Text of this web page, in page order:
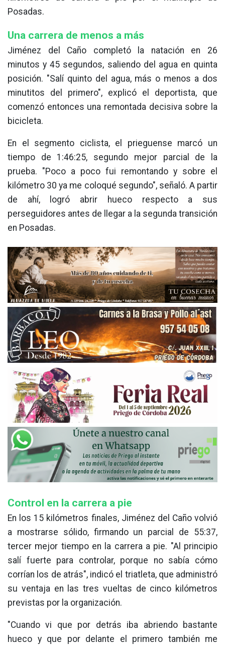
Posadas.
Una carrera de menos a más
Jiménez del Caño completó la natación en 26
minutos y 45 segundos, saliendo del agua en quinta
posición. "Salí quinto del agua, más o menos a dos
minutitos del primero", explicó el deportista, que
comenzó entonces una remontada decisiva sobre la
bicicleta.
En el segmento ciclista, el prieguense marcó un
tiempo de 1:46:25, segundo mejor parcial de la
prueba. "Poco a poco fui remontando y sobre el
kilómetro 30 ya me coloqué segundo", señaló. A partir
de ahí, logró abrir hueco respecto a sus
perseguidores antes de llegar a la segunda transición
en Posadas.
Control en la carrera a pie
En los 15 kilómetros finales, Jiménez del Caño volvió
a mostrarse sólido, firmando un parcial de 55:37,
tercer mejor tiempo en la carrera a pie. "Al principio
salí fuerte para controlar, porque no sabía cómo
corrían los de atrás", indicó el triatleta, que administró
su ventaja en las tres vueltas de cinco kilómetros
previstas por la organización.
"Cuando vi que por detrás iba abriendo bastante
hueco y que por delante el primero también me